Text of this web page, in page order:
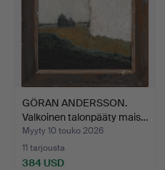
GÖRAN ANDERSSON.
Valkoinen talonpääty mais…
Myyty 10 touko 2026
11 tarjousta
384 USD